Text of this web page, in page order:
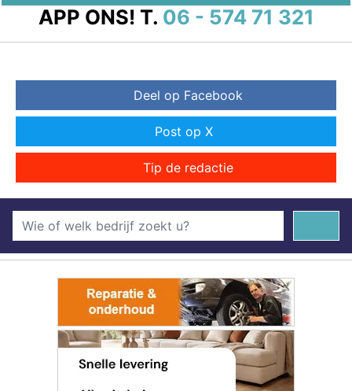
APP ONS! T. 06 - 574 71 321
Deel op Facebook
Post op X
Tip de redactie